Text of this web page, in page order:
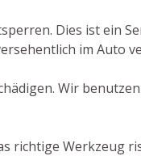
Dies ist ein
im Auto
Wir
richtige Werkzeug